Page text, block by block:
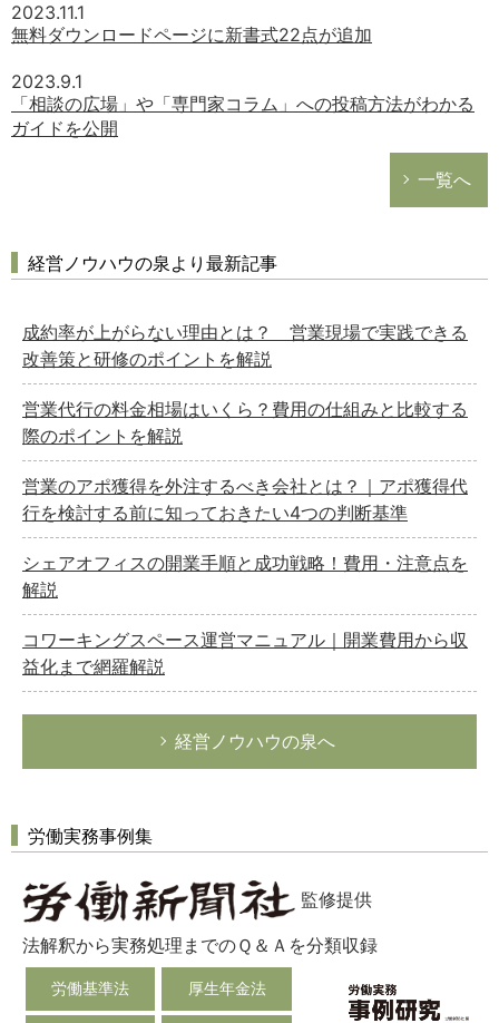
どのカテゴリーに投稿しますか？
労務管理
税務経理
企業法務
経営の知恵
総務の給湯室
秘書のノウハウ
次へ
2023.11.1
無料ダウンロードページに新書式22点が追加
2023.9.1
「相談の広場」や「専門家コラム」への投稿方法がわかる
ガイドを公開
一覧へ
経営ノウハウの泉より最新記事
成約率が上がらない理由とは？ 営業現場で実践できる
改善策と研修のポイントを解説
営業代行の料金相場はいくら？費用の仕組みと比較する
際のポイントを解説
営業のアポ獲得を外注するべき会社とは？｜アポ獲得代
行を検討する前に知っておきたい4つの判断基準
シェアオフィスの開業手順と成功戦略！費用・注意点を
解説
コワーキングスペース運営マニュアル｜開業費用から収
益化まで網羅解説
経営ノウハウの泉へ
労働実務事例集
監修提供
法解釈から実務処理までのＱ＆Ａを分類収録
労働基準法 厚生年金法